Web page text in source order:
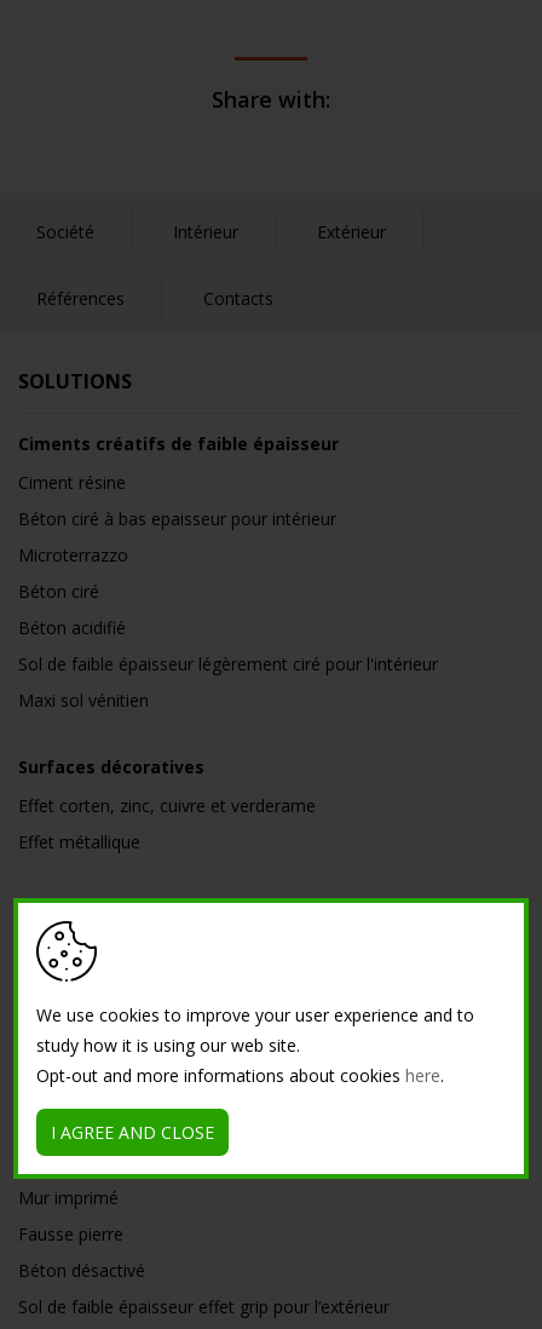
Share with:
Société Intérieur Extérieur
Références Contacts
SOLUTIONS
Ciments créatifs de faible épaisseur
Ciment résine
Béton ciré à bas epaisseur pour intérieur
Microterrazzo
Béton ciré
Béton acidifié
Sol de faible épaisseur légèrement ciré pour l'intérieur
Maxi sol vénitien
Surfaces décoratives
Effet corten, zinc, cuivre et verderame
Effet métallique
Ciments industriels
Sol industriel
Microchape
Béton architectural
Sol de faible épaisseur matière pour l’extérieur
Béton pulvérisé
Béton imprimé
Mur imprimé
Fausse pierre
Béton désactivé
Sol de faible épaisseur effet grip pour l’extérieur
We use cookies to improve your user experience and to
study how it is using our web site.
Opt-out and more informations about cookieshere.
I AGREE AND CLOSE